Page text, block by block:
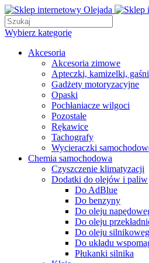
Wybierz kategorię
Akcesoria
Akcesoria zimowe
Apteczki, kamizelki,
Gadżety motoryzacyjne
Opaski
Pochłaniacze wilgoci
Pozostałe
Rękawice
Tachografy
Wycieraczki
Chemia samochodowa
Czyszczenie klimatyzacji
Dodatki do olejów i paliw
Do AdBlue
Do benzyny
Do oleju
Do oleju
Do oleju
Do układu
Płukanki silnika